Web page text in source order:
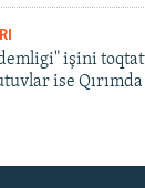
işini
ise Qırımda